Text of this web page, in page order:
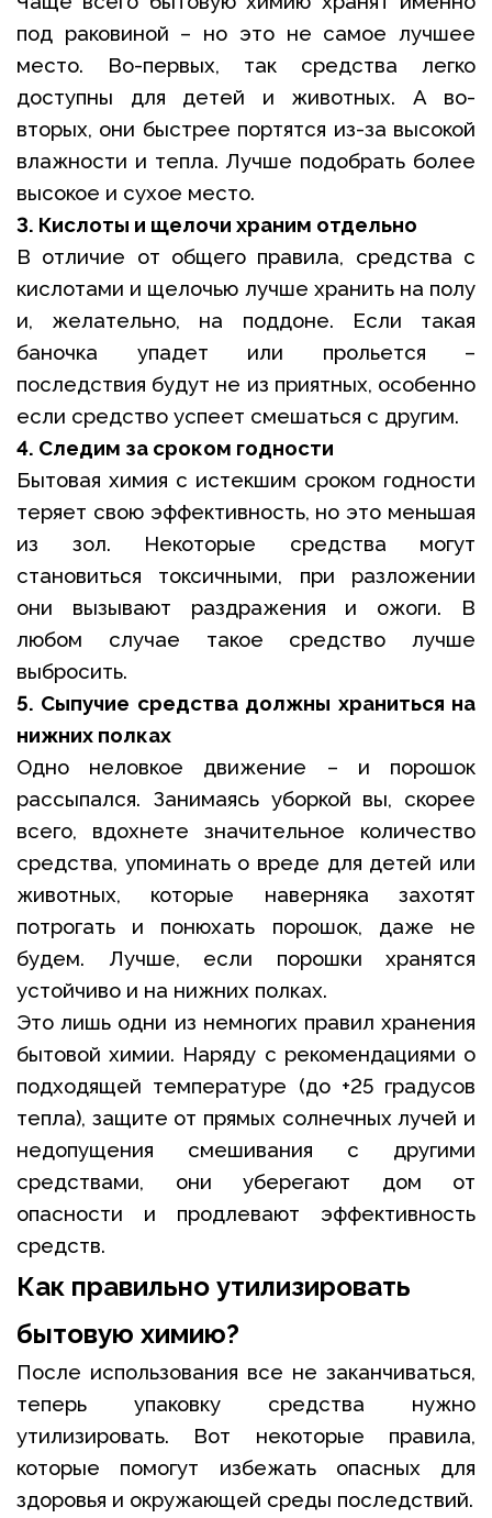
под раковиной – но это не самое лучшее
место. Во-первых, так средства легко
доступны для детей и животных. А во-
вторых, они быстрее портятся из-за высокой
влажности и тепла. Лучше подобрать более
высокое и сухое место.
3. Кислоты и щелочи храним отдельно
В отличие от общего правила, средства с
кислотами и щелочью лучше хранить на полу
и, желательно, на поддоне. Если такая
баночка упадет или прольется –
последствия будут не из приятных, особенно
если средство успеет смешаться с другим.
4. Следим за сроком годности
Бытовая химия с истекшим сроком годности
теряет свою эффективность, но это меньшая
из зол. Некоторые средства могут
становиться токсичными, при разложении
они вызывают раздражения и ожоги. В
любом случае такое средство лучше
выбросить.
5. Сыпучие средства должны храниться на
нижних полках
Одно неловкое движение – и порошок
рассыпался. Занимаясь уборкой вы, скорее
всего, вдохнете значительное количество
средства, упоминать о вреде для детей или
животных, которые наверняка захотят
потрогать и понюхать порошок, даже не
будем. Лучше, если порошки хранятся
устойчиво и на нижних полках.
Это лишь одни из немногих правил хранения
бытовой химии. Наряду с рекомендациями о
подходящей температуре (до +25 градусов
тепла), защите от прямых солнечных лучей и
недопущения смешивания с другими
средствами, они уберегают дом от
опасности и продлевают эффективность
средств.
Как правильно утилизировать
бытовую химию?
После использования все не заканчиваться,
теперь упаковку средства нужно
утилизировать. Вот некоторые правила,
которые помогут избежать опасных для
здоровья и окружающей среды последствий.